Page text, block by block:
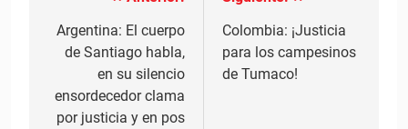
de
entradas
Argentina: El cuerpo
de Santiago habla,
en su silencio
ensordecedor clama
por justicia y en pos
Colombia: ¡Justicia
para los campesinos
de Tumaco!